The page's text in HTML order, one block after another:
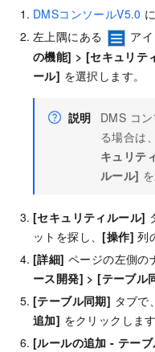
DMSコンソールV5.0
左上隅にある
ア
の機能] > [セキュリテ
ール] を選択します。
説明
DMS コ
る場合は
キュリテ
ルール]
[セキュリティルール]
ットを探し、 [操作] 列
[詳細] ページの左側の
ース開発] > [テーブル
[テーブル同期] タブで、
追加] をクリックします
[ルールの追加 - テー